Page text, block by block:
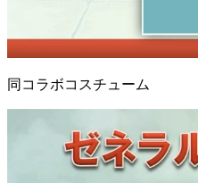
同コラボコスチューム